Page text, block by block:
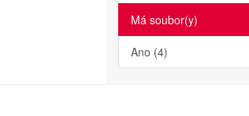
Má soubor(y)
Ano (4)